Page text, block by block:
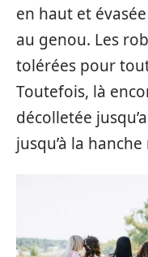
en haut et
au genou. Les
tolérées pour
Toutefois, là
décolletée
jusqu’à la